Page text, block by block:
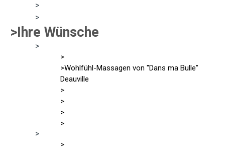
>
>
>Ihre Wünsche
>
>
>Wohlfühl-Massagen von "Dans ma Bulle"
Deauville
>
>
>
>
>
>